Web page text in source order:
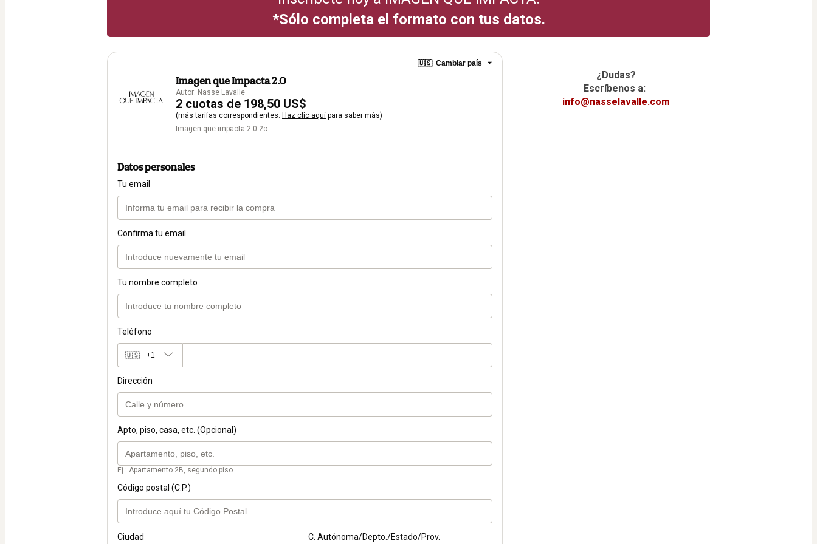
*Sólo completa el formato con tus datos.
🇺🇸 Cambiar país
Imagen que Impacta 2.0
Autor: Nasse Lavalle
2 cuotas de 198,50 US$
(más tarifas correspondientes. Haz clic aquí para saber más)
Imagen que impacta 2.0 2c
Datos personales
Tu email
Confirma tu email
Tu nombre completo
Teléfono
🇺🇸 +1
Dirección
Apto, piso, casa, etc. (Opcional)
Ej.: Apartamento 2B, segundo piso.
Código postal (C.P.)
Ciudad C. Autónoma/Depto./Estado/Prov.
¿Dudas?
Escríbenos a:
info@nasselavalle.com